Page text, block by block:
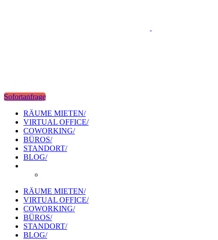
Sofortanfrage
RÄUME MIETEN/
VIRTUAL OFFICE/
COWORKING/
BÜROS/
STANDORT/
BLOG/
RÄUME MIETEN/
VIRTUAL OFFICE/
COWORKING/
BÜROS/
STANDORT/
BLOG/